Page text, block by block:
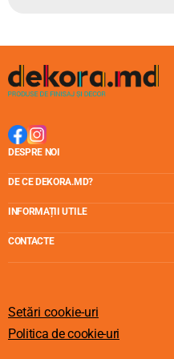
DESPRE NOI
DE CE DEKORA.MD?
INFORMAȚII UTILE
CONTACTE
Setări cookie-uri
Politica de cookie-uri